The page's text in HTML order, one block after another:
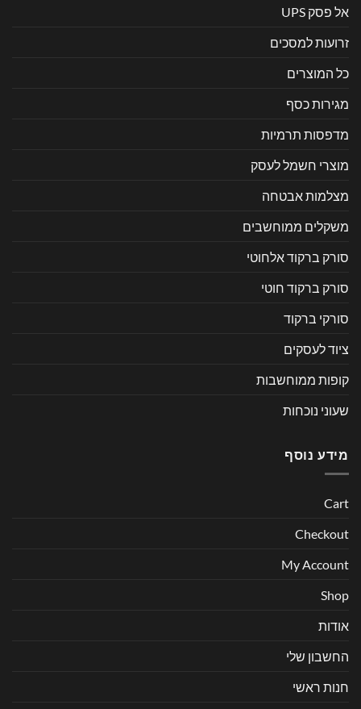
אל פסק UPS
זרועות למסכים
כל המוצרים
מגירות כסף
מדפסות תרמיות
מוצרי חשמל לעסק
מצלמות אבטחה
משקלים ממוחשבים
סורק ברקוד אלחוטי
סורק ברקוד חוטי
סורקי ברקוד
ציוד לעסקים
קופות ממוחשבות
שעוני נוכחות
מידע נוסף
Cart
Checkout
My Account
Shop
אודות
החשבון שלי
חנות ראשי